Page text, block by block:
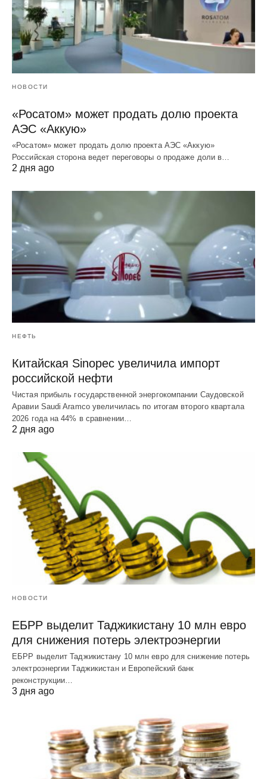
НОВОСТИ
«Росатом» может продать долю проекта
АЭС «Аккую»
«Росатом» может продать долю проекта АЭС «Аккую»
Российская сторона ведет переговоры о продаже доли в…
2 дня ago
НЕФТЬ
Китайская Sinopec увеличила импорт
российской нефти
Чистая прибыль государственной энергокомпании Саудовской
Аравии Saudi Aramco увеличилась по итогам второго квартала
2026 года на 44% в сравнении…
2 дня ago
НОВОСТИ
ЕБРР выделит Таджикистану 10 млн евро
для снижения потерь электроэнергии
ЕБРР выделит Таджикистану 10 млн евро для снижение потерь
электроэнергии Таджикистан и Европейский банк
реконструкции…
3 дня ago